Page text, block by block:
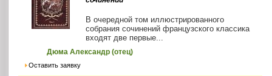
В очередной том иллюстрированного
собрания сочинений французского классика
входят две первые...
Дюма Александр (отец)
Оставить заявку